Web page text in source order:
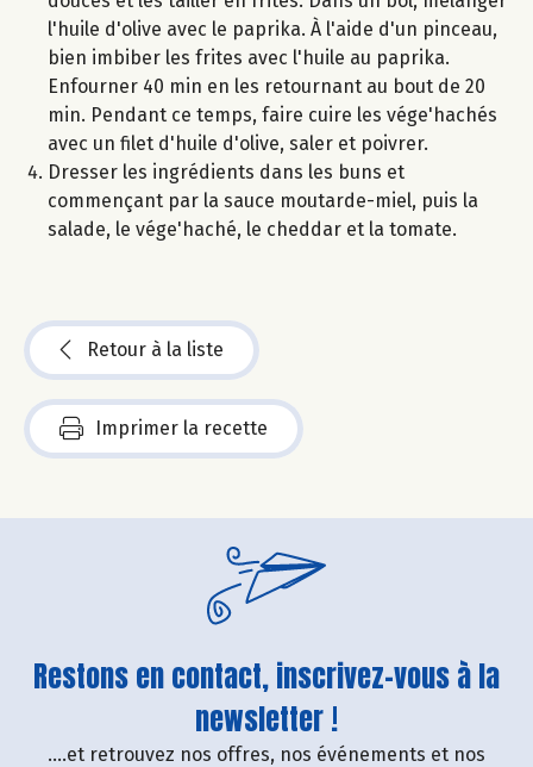
l'huile d'olive avec le paprika. À l'aide d'un pinceau,
bien imbiber les frites avec l'huile au paprika.
Enfourner 40 min en les retournant au bout de 20
min. Pendant ce temps, faire cuire les vége'hachés
avec un filet d'huile d'olive, saler et poivrer.
Dresser les ingrédients dans les buns et
commençant par la sauce moutarde-miel, puis la
salade, le vége'haché, le cheddar et la tomate.
Retour à la liste
Imprimer la recette
Restons en contact, inscrivez-vous à la
newsletter !
....et retrouvez nos offres, nos événements et nos